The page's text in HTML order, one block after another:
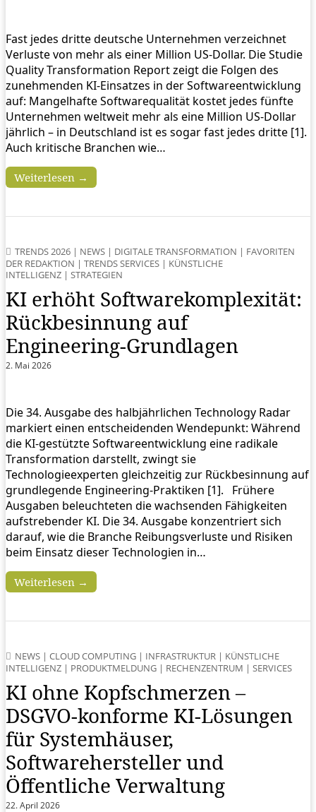
Fast jedes dritte deutsche Unternehmen verzeichnet
Verluste von mehr als einer Million US-Dollar. Die Studie
Quality Transformation Report zeigt die Folgen des
zunehmenden KI-Einsatzes in der Softwareentwicklung
auf: Mangelhafte Softwarequalität kostet jedes fünfte
Unternehmen weltweit mehr als eine Million US-Dollar
jährlich – in Deutschland ist es sogar fast jedes dritte [1].
Auch kritische Branchen wie…
Weiterlesen →
TRENDS 2026 | NEWS | DIGITALE TRANSFORMATION | FAVORITEN
DER REDAKTION | TRENDS SERVICES | KÜNSTLICHE
INTELLIGENZ | STRATEGIEN
KI erhöht Softwarekomplexität:
Rückbesinnung auf
Engineering-Grundlagen
2. Mai 2026
Die 34. Ausgabe des halbjährlichen Technology Radar
markiert einen entscheidenden Wendepunkt: Während
die KI-gestützte Softwareentwicklung eine radikale
Transformation darstellt, zwingt sie
Technologieexperten gleichzeitig zur Rückbesinnung auf
grundlegende Engineering-Praktiken [1]. Frühere
Ausgaben beleuchteten die wachsenden Fähigkeiten
aufstrebender KI. Die 34. Ausgabe konzentriert sich
darauf, wie die Branche Reibungsverluste und Risiken
beim Einsatz dieser Technologien in…
Weiterlesen →
NEWS | CLOUD COMPUTING | INFRASTRUKTUR | KÜNSTLICHE
INTELLIGENZ | PRODUKTMELDUNG | RECHENZENTRUM | SERVICES
KI ohne Kopfschmerzen –
DSGVO-konforme KI-Lösungen
für Systemhäuser,
Softwarehersteller und
Öffentliche Verwaltung
22. April 2026